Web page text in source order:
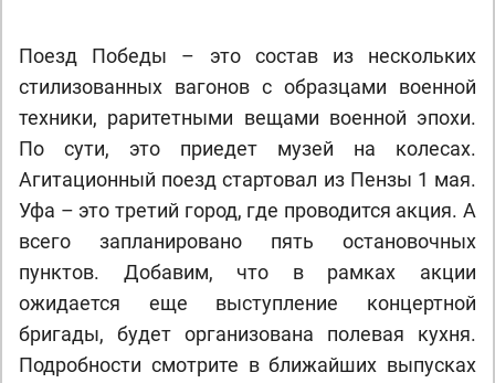
Поезд Победы – это состав из нескольких
стилизованных вагонов с образцами военной
техники, раритетными вещами военной эпохи.
По сути, это приедет музей на колесах.
Агитационный поезд стартовал из Пензы 1 мая.
Уфа – это третий город, где проводится акция. А
всего запланировано пять остановочных
пунктов. Добавим, что в рамках акции
ожидается еще выступление концертной
бригады, будет организована полевая кухня.
Подробности смотрите в ближайших выпусках